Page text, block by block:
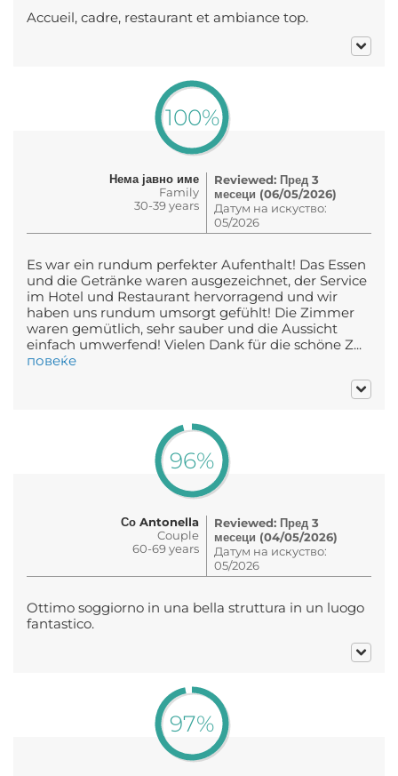
Accueil, cadre, restaurant et ambiance top.
100%
Нема јавно име
Family
30-39 years
Reviewed: Пред 3
месеци (06/05/2026)
Датум на искуство:
05/2026
Es war ein rundum perfekter Aufenthalt! Das Essen
und die Getränke waren ausgezeichnet, der Service
im Hotel und Restaurant hervorragend und wir
haben uns rundum umsorgt gefühlt! Die Zimmer
waren gemütlich, sehr sauber und die Aussicht
einfach umwerfend! Vielen Dank für die schöne Z...
повеќе
96%
Со Antonella
Couple
60-69 years
Reviewed: Пред 3
месеци (04/05/2026)
Датум на искуство:
05/2026
Ottimo soggiorno in una bella struttura in un luogo
fantastico.
97%